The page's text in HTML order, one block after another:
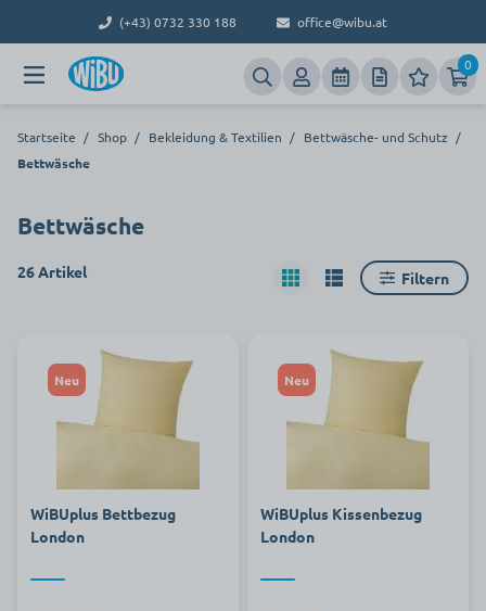
(+43) 0732 330 188 office@wibu.at
0
Startseite / Shop / Bekleidung & Textilien / Bettwäsche- und Schutz /
Bettwäsche
Bettwäsche
26 Artikel Filtern
Neu
WiBUplus Bettbezug
London
Neu
WiBUplus Kissenbezug
London